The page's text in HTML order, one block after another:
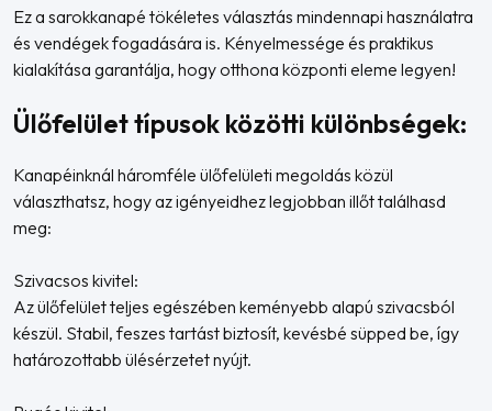
Ez a sarokkanapé tökéletes választás mindennapi használatra
és vendégek fogadására is. Kényelmessége és praktikus
kialakítása garantálja, hogy otthona központi eleme legyen!
Ülőfelület típusok közötti különbségek:
Kanapéinknál háromféle ülőfelületi megoldás közül
választhatsz, hogy az igényeidhez legjobban illőt találhasd
meg:
Szivacsos kivitel:
Az ülőfelület teljes egészében keményebb alapú szivacsból
készül. Stabil, feszes tartást biztosít, kevésbé süpped be, így
határozottabb ülésérzetet nyújt.